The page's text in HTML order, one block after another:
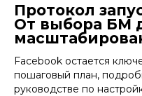
Протокол
От выбора БМ
Facebook остается
пошаговый план,
руководстве по